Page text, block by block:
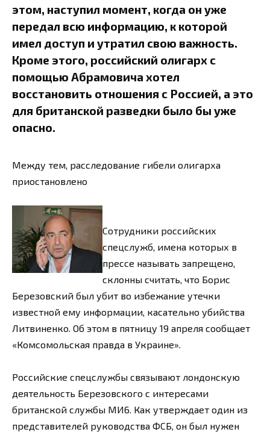
этом, наступил момент, когда он уже
передал всю информацию, к которой
имел доступ и утратил свою важность.
Кроме этого, российский олигарх с
помощью Абрамовича хотел
восстановить отношения с Россией, а это
для британской разведки было бы уже
опасно.
Между тем, расследование гибели олигарха
приостановлено
Сотрудники российских
спецслужб, имена которых в
прессе называть запрещено,
склонны считать, что Борис
Березовский был убит во избежание утечки
известной ему информации, касательно убийства
Литвиненко. Об этом в пятницу 19 апреля сообщает
«Комсомольская правда в Украине».
Российские спецслужбы связывают лондонскую
деятельность Березовского с интересами
британской службы МИ6. Как утверждает один из
представителей руководства ФСБ, он был нужен